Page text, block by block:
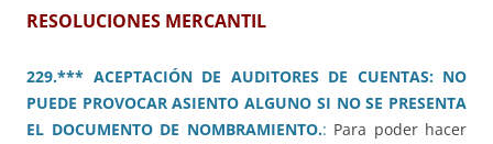
RESOLUCIONES MERCANTIL
229.*** ACEPTACIÓN DE AUDITORES DE CUENTAS: NO
PUEDE PROVOCAR ASIENTO ALGUNO SI NO SE PRESENTA
EL DOCUMENTO DE NOMBRAMIENTO.: Para poder hacer